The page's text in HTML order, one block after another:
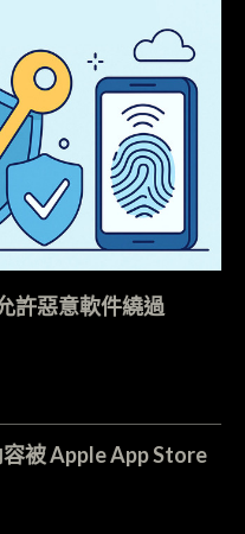
惡意軟件繞過
被 Apple App Store